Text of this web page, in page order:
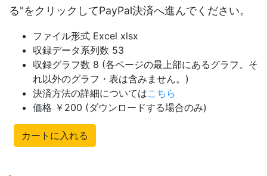
る"をクリックしてPayPal決済へ進んでください。
ファイル形式 Excel xlsx
収録データ系列数 53
収録グラフ数 8 (各ページの最上部にあるグラフ。そ
れ以外のグラフ・表は含みません。)
決済方法の詳細についてはこちら
価格 ￥200 (ダウンロードする場合のみ)
カートに入れる